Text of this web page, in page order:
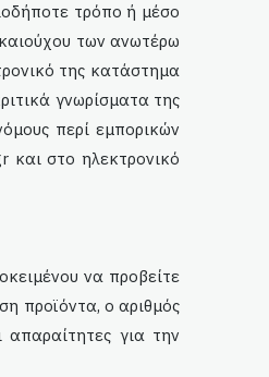
τρόπο ή μέσο
των ανωτέρω
της κατάστημα
γνωρίσματα της
περί εμπορικών
και στο ηλεκτρονικό
να προβείτε
προϊόντα, ο αριθμός
για την